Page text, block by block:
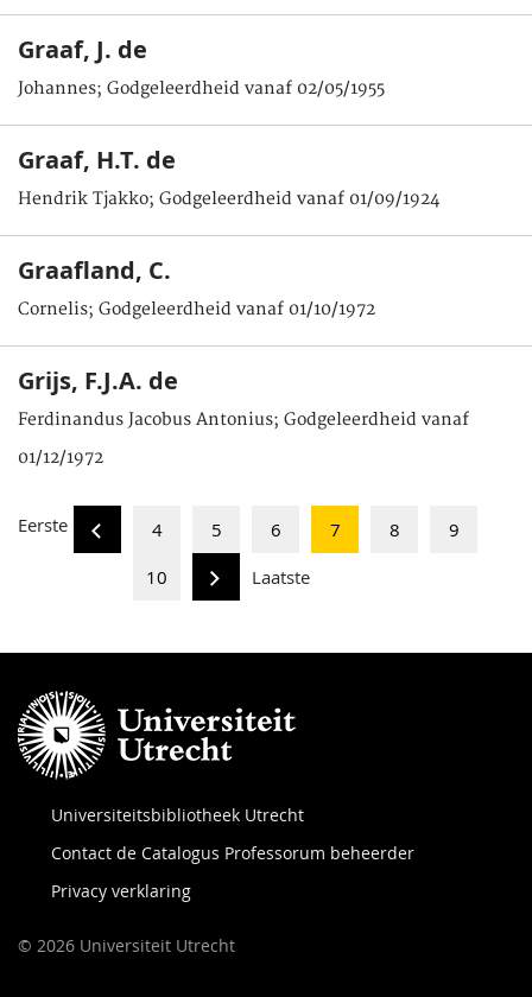
Graaf, J. de
Johannes; Godgeleerdheid vanaf 02/05/1955
Graaf, H.T. de
Hendrik Tjakko; Godgeleerdheid vanaf 01/09/1924
Graafland, C.
Cornelis; Godgeleerdheid vanaf 01/10/1972
Grijs, F.J.A. de
Ferdinandus Jacobus Antonius; Godgeleerdheid vanaf
01/12/1972
Eerste 4 5 6 7 8
9
10
Laatste
Universiteitsbibliotheek Utrecht
Contact de Catalogus Professorum beheerder
Privacy verklaring
© 2026 Universiteit Utrecht